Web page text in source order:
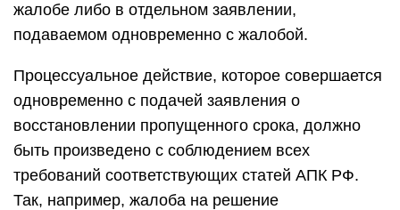
жалобе либо в отдельном заявлении,
подаваемом одновременно с жалобой.
Процессуальное действие, которое совершается
одновременно с подачей заявления о
восстановлении пропущенного срока, должно
быть произведено с соблюдением всех
требований соответствующих статей АПК РФ.
Так, например, жалоба на решение